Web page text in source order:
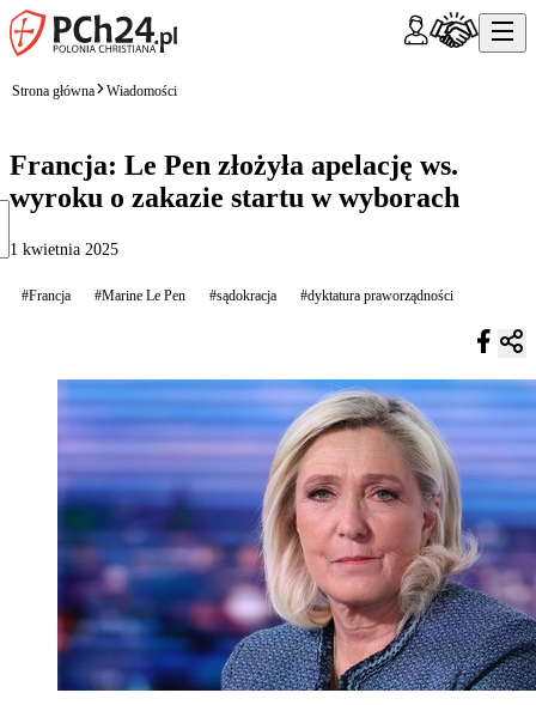
Strona główna Wiadomości
Francja: Le Pen złożyła apelację ws.
wyroku o zakazie startu w wyborach
1 kwietnia 2025
#Francja #Marine Le Pen #sądokracja #dyktatura praworządności